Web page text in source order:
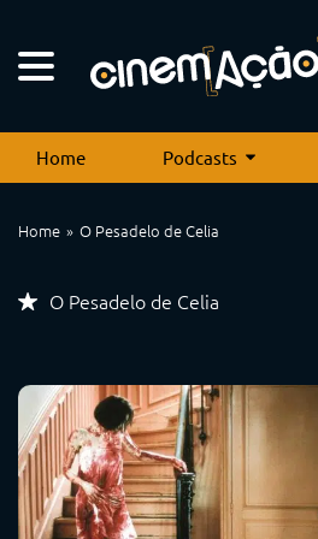
Home Podcasts
Home O Pesadelo de Celia
O Pesadelo de Celia